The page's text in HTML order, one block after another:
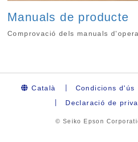
Manuals de producte
Comprovació dels manuals
Català Condicions d'ús
Declaració de
© Seiko Epson